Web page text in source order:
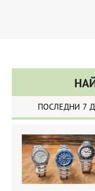
ПОСЛЕДНИ 7